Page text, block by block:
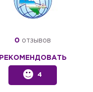
0 отзывов
РЕКОМЕНДОВАТЬ
4